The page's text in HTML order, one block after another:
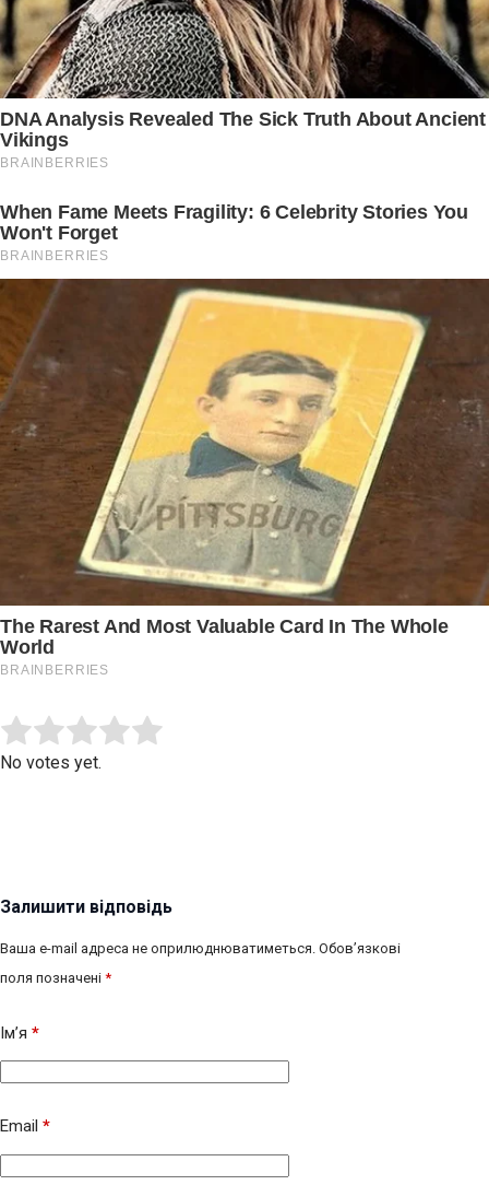
Rate this item:
No votes yet.
Залишити відповідь
Ваша e-mail адреса не оприлюднюватиметься. Обов’язкові
поля позначені *
Ім’я *
Email *